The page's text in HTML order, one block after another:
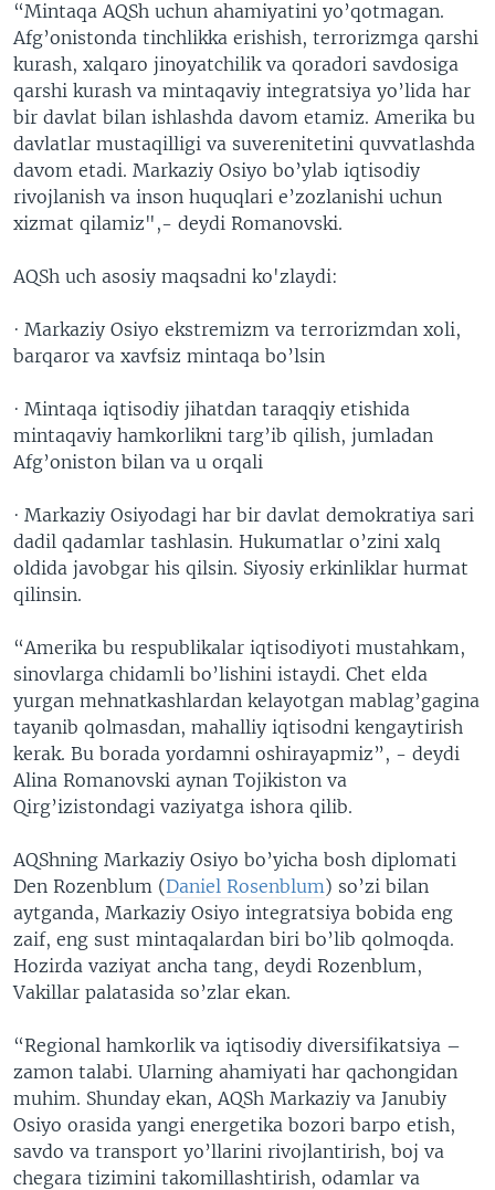
“Mintaqa AQSh uchun ahamiyatini yo’qotmagan.
Afg’onistonda tinchlikka erishish, terrorizmga qarshi
kurash, xalqaro jinoyatchilik va qoradori savdosiga
qarshi kurash va mintaqaviy integratsiya yo’lida har
bir davlat bilan ishlashda davom etamiz. Amerika bu
davlatlar mustaqilligi va suverenitetini quvvatlashda
davom etadi. Markaziy Osiyo bo’ylab iqtisodiy
rivojlanish va inson huquqlari e’zozlanishi uchun
xizmat qilamiz",- deydi Romanovski.
AQSh uch asosiy maqsadni ko'zlaydi:
· Markaziy Osiyo ekstremizm va terrorizmdan xoli,
barqaror va xavfsiz mintaqa bo’lsin
· Mintaqa iqtisodiy jihatdan taraqqiy etishida
mintaqaviy hamkorlikni targ’ib qilish, jumladan
Afg’oniston bilan va u orqali
· Markaziy Osiyodagi har bir davlat demokratiya sari
dadil qadamlar tashlasin. Hukumatlar o’zini xalq
oldida javobgar his qilsin. Siyosiy erkinliklar hurmat
qilinsin.
“Amerika bu respublikalar iqtisodiyoti mustahkam,
sinovlarga chidamli bo’lishini istaydi. Chet elda
yurgan mehnatkashlardan kelayotgan mablag’gagina
tayanib qolmasdan, mahalliy iqtisodni kengaytirish
kerak. Bu borada yordamni oshirayapmiz”, - deydi
Alina Romanovski aynan Tojikiston va
Qirg’izistondagi vaziyatga ishora qilib.
AQShning Markaziy Osiyo bo’yicha bosh diplomati
Den Rozenblum (Daniel Rosenblum) so’zi bilan
aytganda, Markaziy Osiyo integratsiya bobida eng
zaif, eng sust mintaqalardan biri bo’lib qolmoqda.
Hozirda vaziyat ancha tang, deydi Rozenblum,
Vakillar palatasida so’zlar ekan.
“Regional hamkorlik va iqtisodiy diversifikatsiya –
zamon talabi. Ularning ahamiyati har qachongidan
muhim. Shunday ekan, AQSh Markaziy va Janubiy
Osiyo orasida yangi energetika bozori barpo etish,
savdo va transport yo’llarini rivojlantirish, boj va
chegara tizimini takomillashtirish, odamlar va